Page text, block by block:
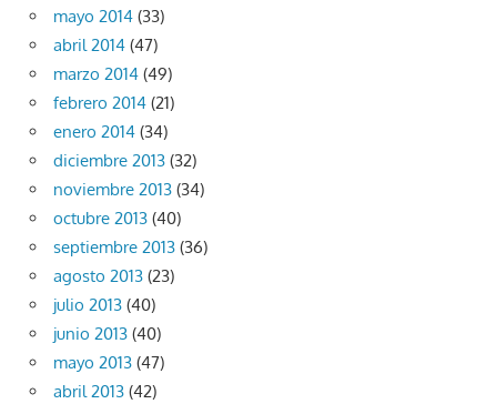
mayo 2014 (33)
abril 2014 (47)
marzo 2014 (49)
febrero 2014 (21)
enero 2014 (34)
diciembre 2013 (32)
noviembre 2013 (34)
octubre 2013 (40)
septiembre 2013 (36)
agosto 2013 (23)
julio 2013 (40)
junio 2013 (40)
mayo 2013 (47)
abril 2013 (42)